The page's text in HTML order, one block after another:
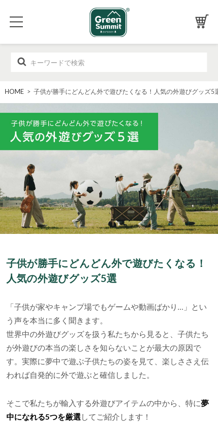
HOME > 子供が勝手にどんどん外で遊びたくなる！人気の外遊びグッズ5
子供が勝手にどんどん外で遊びたくなる！
人気の外遊びグッズ5選
「子供が家やキャンプ場でもゲームや動画ばかり…」とい
う声を本当に多く聞きます。
世界中の外遊びグッズを扱う私たちから見ると、子供たち
が外遊びの本当の楽しさを知らないことが最大の原因で
す。実際に夢中で遊ぶ子供たちの姿を見て、楽しささえ伝
われば自発的に外で遊ぶと確信しました。
そこで私たちが輸入する外遊びアイテムの中から、特に夢
中になれる5つを厳選 してご紹介します！